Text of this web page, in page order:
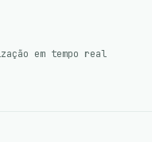
em tempo real